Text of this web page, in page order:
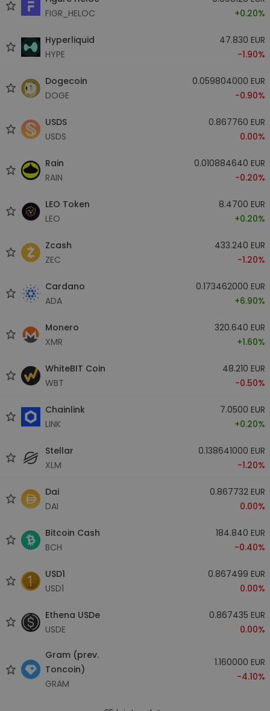
FIGR_HELOC
+0.20%
Hyperliquid
HYPE
47.830 EUR
-1.90%
Dogecoin
DOGE
0.059804000 EUR
-0.90%
USDS
USDS
0.867760 EUR
0.00%
Rain
RAIN
0.010884640 EUR
-0.20%
LEO Token
LEO
8.4700 EUR
+0.20%
Zcash
ZEC
433.240 EUR
-1.20%
Cardano
ADA
0.173462000 EUR
+6.90%
Monero
XMR
320.640 EUR
+1.60%
WhiteBIT Coin
WBT
48.210 EUR
-0.50%
Chainlink
LINK
7.0500 EUR
+0.20%
Stellar
XLM
0.138641000 EUR
-1.20%
Dai
DAI
0.867732 EUR
0.00%
Bitcoin Cash
BCH
184.840 EUR
-0.40%
USD1
USD1
0.867499 EUR
0.00%
Ethena USDe
USDE
0.867435 EUR
0.00%
Gram (prev.
Toncoin)
GRAM
1.160000 EUR
-4.10%